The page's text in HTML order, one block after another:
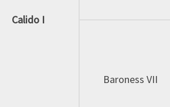
Calido I
Baroness VII